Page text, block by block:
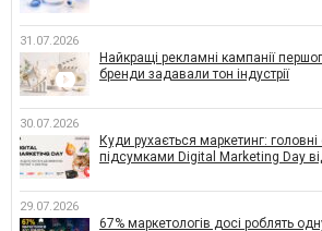
31.07.2026
Найкращі рекламні кампанії
бренди задавали тон індустрії
30.07.2026
Куди рухається маркетинг:
підсумками Digital Marketing Day
29.07.2026
67% маркетологів досі роблять